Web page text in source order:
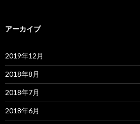
アーカイブ
2019年12月
2018年8月
2018年7月
2018年6月